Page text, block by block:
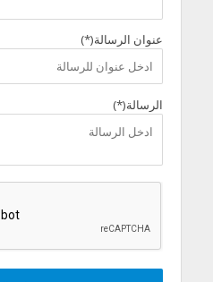
عنوان الرسالة(*)
الرسالة(*)